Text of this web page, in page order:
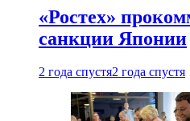
«Ростех»
санкции Японии
2 года спустя2 года спустя